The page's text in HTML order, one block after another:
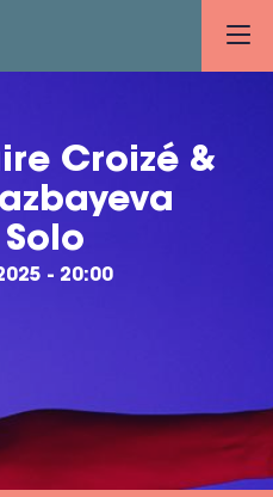
Croizé &
- 20:00